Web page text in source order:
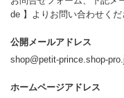
de 】よりお問い合わせくだ
公開メールアドレス
shop@petit-prince.shop-
ホームページアドレス